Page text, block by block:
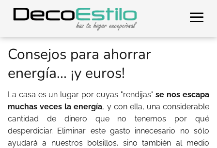
Consejos para ahorrar
energía... ¡y euros!
La casa es un lugar por cuyas "rendijas"se nos escapa
muchas veces la energía, y con ella, una considerable
cantidad de dinero que no tenemos por qué
desperdiciar. Eliminar este gasto innecesario no sólo
ayudará a nuestros bolsillos, sino también al medio